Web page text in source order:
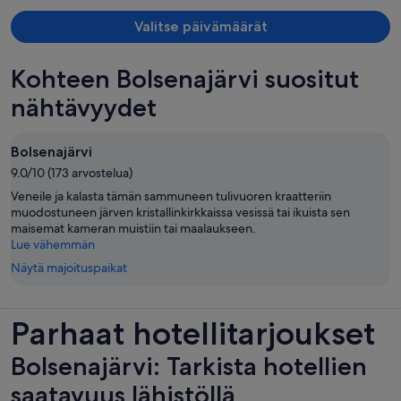
Valitse päivämäärät
Kohteen Bolsenajärvi suositut
nähtävyydet
Bolsenajärvi
9.0/10 (173 arvostelua)
Veneile ja kalasta tämän sammuneen tulivuoren kraatteriin
muodostuneen järven kristallinkirkkaissa vesissä tai ikuista sen
maisemat kameran muistiin tai maalaukseen.
Lue vähemmän
Näytä majoituspaikat
Parhaat hotellitarjoukset
Bolsenajärvi: Tarkista hotellien
saatavuus lähistöllä